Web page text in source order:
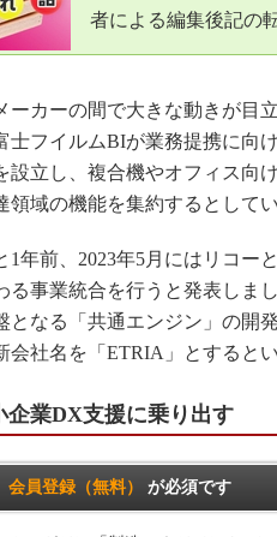
者による編集後記の
カーの間で大きな動きが目
士フイルムBIが業務提携に向
設立し、複合機やオフィス向
領域の機能を集約するとしてい
年前、2023年5月にはリコー
る事業統合を行うと発表しま
となる「共通エンジン」の開
会社名を「ETRIA」とすると
企業DX支援に乗り出す
会員登録（無料） が必須です